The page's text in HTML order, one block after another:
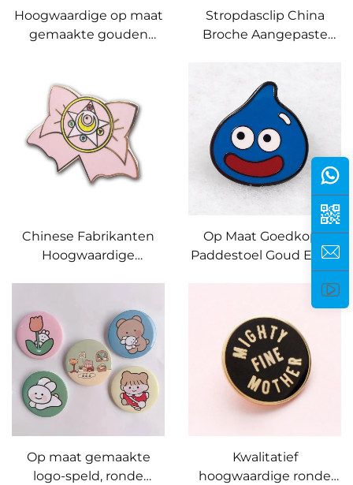
Hoogwaardige op maat
gemaakte gouden
badges reliëf tekst
koepelvormige emaille
pinnen
Stropdasclip China
Broche Aangepaste
Achterkant Kaart
Emailspelden
Chinese Fabrikanten
Hoogwaardige
Email Stropdasclip
Op Maat Goedkope
Paddestoel Goud Email
Speldjes Met Papieren
Op maat gemaakte
logo-speld, ronde
Kwalitatief
hoogwaardige ronde